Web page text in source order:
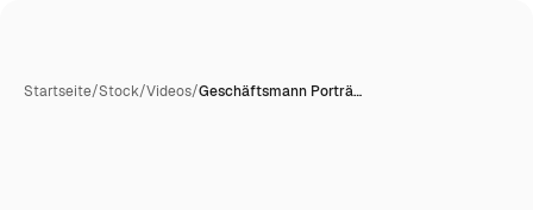
Startseite/Stock/Videos/Geschäftsmann Porträ…